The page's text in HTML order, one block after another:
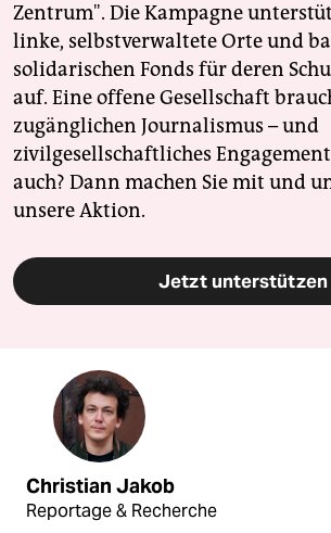
Zentrum". Die Kampagne
linke, selbstverwaltete Orte und
solidarischen Fonds für deren
auf. Eine offene Gesellschaft
zugänglichen Journalismus – und
zivilgesellschaftliches
auch? Dann machen Sie mit und
unsere Aktion.
Jetzt unterstützen
Christian Jakob
Reportage & Recherche